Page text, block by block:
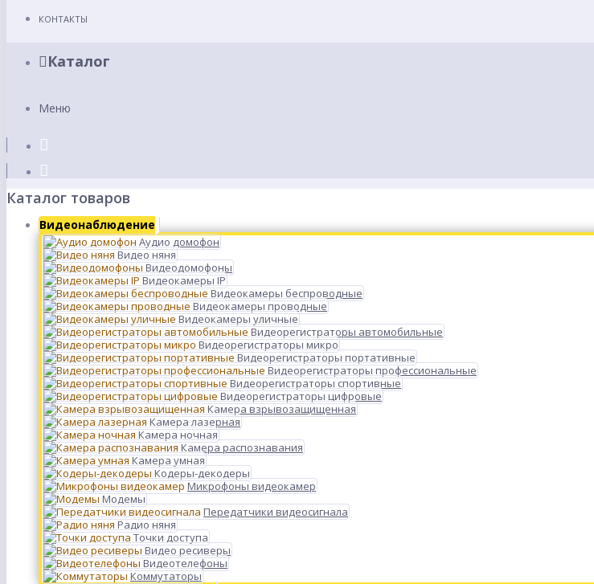
КОНТАКТЫ
Каталог
Меню
Каталог товаров
Видеонаблюдение
Аудио домофон
Видео няня
Видеодомофоны
Видеокамеры IP
Видеокамеры беспроводные
Видеокамеры проводные
Видеокамеры уличные
Видеорегистраторы автомобильные
Видеорегистраторы микро
Видеорегистраторы портативные
Видеорегистраторы профессиональные
Видеорегистраторы спортивные
Видеорегистраторы цифровые
Камера взрывозащищенная
Камера лазерная
Камера ночная
Камера распознавания
Камера умная
Кодеры-декодеры
Микрофоны видеокамер
Модемы
Передатчики видеосигнала
Радио няня
Точки доступа
Видео ресиверы
Видеотелефоны
Коммутаторы